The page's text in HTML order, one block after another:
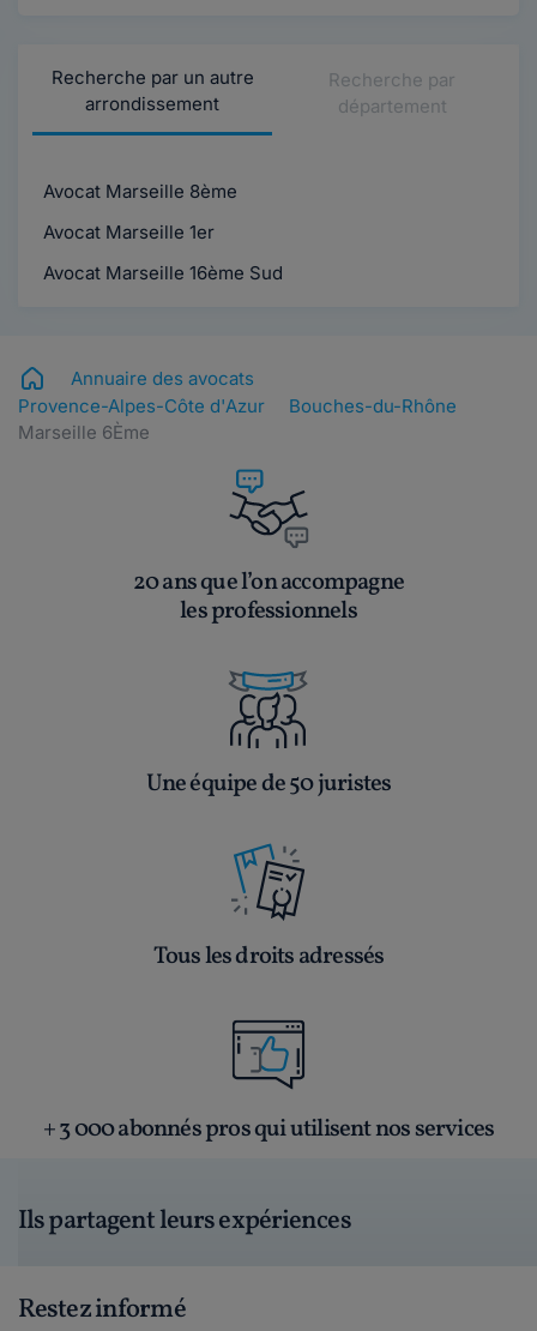
Recherche par un autre
arrondissement
Recherche par
département
Avocat Marseille 8ème
Avocat Marseille 1er
Avocat Marseille 16ème Sud
Annuaire des avocats
Provence-Alpes-Côte d'Azur
Bouches-du-Rhône
Marseille 6Ème
20 ans que l’on accompagne
les professionnels
Une équipe de 50 juristes
Tous les droits adressés
+ 3 000 abonnés pros qui utilisent nos services
Ils partagent leurs expériences
Restez informé